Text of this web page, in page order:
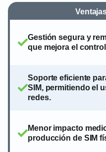
Gestión segura y
que mejora el
Soporte eficiente
SIM, permitiendo el
redes.
Menor impacto
producción de SIM